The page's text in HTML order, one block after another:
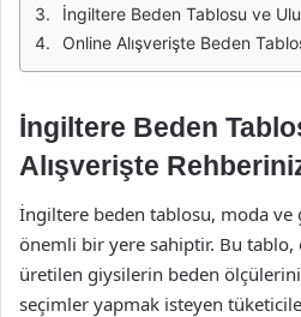
İngiltere Beden Tablosu ve
Online Alışverişte Beden
İngiltere Beden
Alışverişte
İngiltere beden tablosu, moda
önemli bir yere sahiptir. Bu tablo,
üretilen giysilerin beden
seçimler yapmak isteyen